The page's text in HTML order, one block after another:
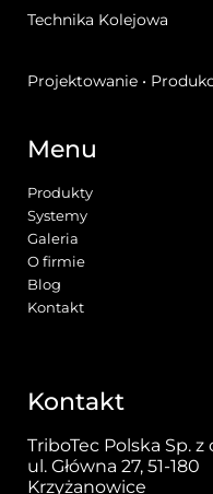
Technika Kolejowa
Projektowanie •
Menu
Produkty
Systemy
Galeria
O firmie
Blog
Kontakt
Kontakt
TriboTec Polska Sp. z
ul. Główna 27, 51-180
Krzyżanowice